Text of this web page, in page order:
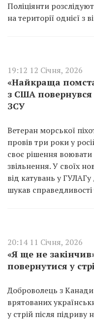
Поліціянти
на території однієї з
19:12 12 Січня, 2026
«Найкраща
з США
ЗСУ
Ветеран морської
провів три роки у
своє рішення воювати
звільнення. У своїх
від катувань у
шукав справедливості
20:14 11 Січня, 2026
«Я ще не
повернутися у
Доброволець з
врятованих
у стрій після підриву